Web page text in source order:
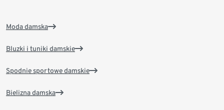
Moda damska
Bluzki i tuniki damskie
Spodnie sportowe damskie
Bielizna damska